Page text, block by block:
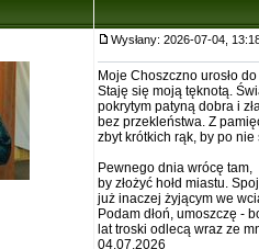
Wysłany: 2026-07-04,
Moje Choszczno urosło
Staję się moją tęknotą.
pokrytym patyną dobra i
bez przekleństwa. Z
zbyt krótkich rąk, by po nie
Pewnego dnia wrócę tam,
by złożyć hołd miastu.
już inaczej żyjącym we
Podam dłoń, umoszczę -
lat troski odlecą wraz ze
04.07.2026